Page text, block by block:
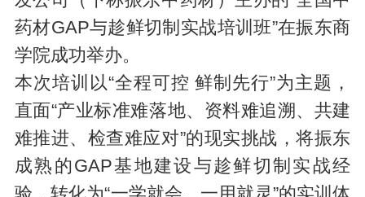
药材GAP与趁鲜切制实战培训班”在振东商
学院成功举办。
本次培训以“全程可控 鲜制先行”为主题，
直面“产业标准难落地、资料难追溯、共建
难推进、检查难应对”的现实挑战，将振东
成熟的GAP基地建设与趁鲜切制实战经